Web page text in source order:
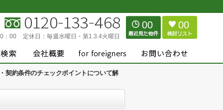
：00 定休日： 毎週水曜日・第1.3.4火曜日
00 00
契約条件のチェックポイントについて解